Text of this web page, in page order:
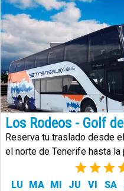
Los Rodeos - Golf
Reserva tu traslado desde
el norte de Tenerife hasta la
LU MA MI JU VI SA